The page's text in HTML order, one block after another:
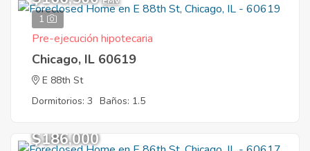
1
Pre-ejecución hipotecaria
Chicago, IL 60619
E 88th St
Dormitorios: 3 Baños: 1.5
$186,000